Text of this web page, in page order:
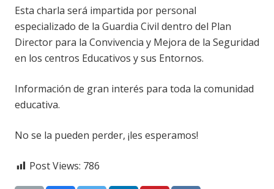
Esta charla será impartida por personal
especializado de la Guardia Civil dentro del Plan
Director para la Convivencia y Mejora de la Seguridad
en los centros Educativos y sus Entornos.
Información de gran interés para toda la comunidad
educativa.
No se la pueden perder, ¡les esperamos!
Post Views: 786